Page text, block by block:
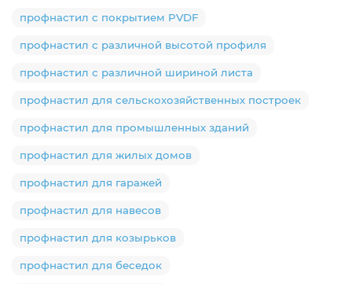
профнастил с покрытием PVDF
профнастил с различной высотой профиля
профнастил с различной шириной листа
профнастил для сельскохозяйственных построек
профнастил для промышленных зданий
профнастил для жилых домов
профнастил для гаражей
профнастил для навесов
профнастил для козырьков
профнастил для беседок